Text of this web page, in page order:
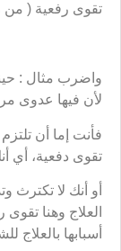
تقوى رفعية (
واضرب مثال :
لأن فيها عدوى
فأنت إما أن
تقوى دفعية، أي
أو أنك لا تكترث
العلاج وهنا
أسبابها بالعلاج